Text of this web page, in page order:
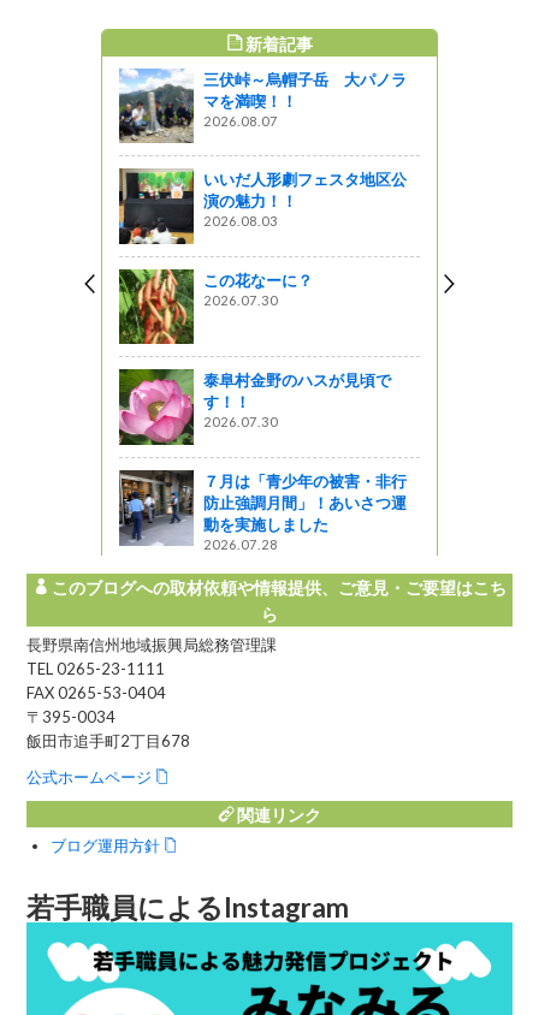
新着記事
三伏峠～烏帽子岳 大パノラ
マを満喫！！
2026.08.07
いいだ人形劇フェスタ地区公
演の魅力！！
2026.08.03
この花なーに？
2026.07.30
泰阜村金野のハスが見頃で
す！！
2026.07.30
７月は「青少年の被害・非行
防止強調月間」！あいさつ運
動を実施しました
2026.07.28
このブログへの取材依頼や情報提供、ご意見・ご要望はこち
ら
長野県南信州地域振興局総務管理課
TEL 0265-23-1111
FAX 0265-53-0404
〒395-0034
飯田市追手町2丁目678
公式ホームページ
関連リンク
ブログ運用方針
若手職員によるInstagram